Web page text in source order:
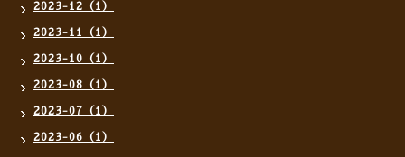
2023-12（1）
2023-11（1）
2023-10（1）
2023-08（1）
2023-07（1）
2023-06（1）